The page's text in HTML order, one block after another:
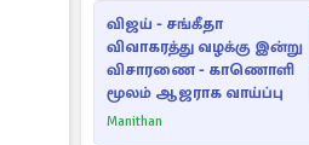
விஜய் - சங்கீதா
விவாகரத்து வழக்கு இன்று
விசாரணை - காணொளி
மூலம் ஆஜராக வாய்ப்பு
Manithan